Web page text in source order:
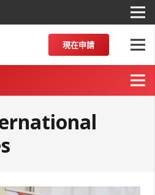
現在申請